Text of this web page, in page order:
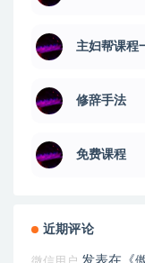
主妇帮课程
修辞手法
免费课程
近期评论